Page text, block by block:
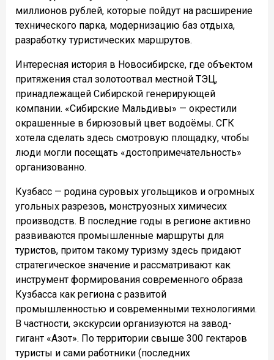
миллионов рублей, которые пойдут на расширение
технического парка, модернизацию баз отдыха,
разработку туристических маршрутов.
Интересная история в Новосибирске, где объектом
притяжения стал золотоотвал местной ТЭЦ,
принадлежащей Сибирской генерирующей
компании. «Сибирские Мальдивы» — окрестили
окрашенные в бирюзовый цвет водоёмы. СГК
хотела сделать здесь смотровую площадку, чтобы
люди могли посещать «достопримечательность»
организованно.
Кузбасс — родина суровых угольщиков и огромных
угольных разрезов, монструозных химичесих
производств. В последние годы в регионе активно
развиваются промышленные маршруты для
туристов, притом такому туризму здесь придают
стратегическое значение и рассматривают как
инструмент формирования современного образа
Кузбасса как региона с развитой
промышленностью и современными технологиями.
В частности, экскурсии организуются на завод-
гигант «Азот». По территории свыше 300 гектаров
туристы и сами работники (последних